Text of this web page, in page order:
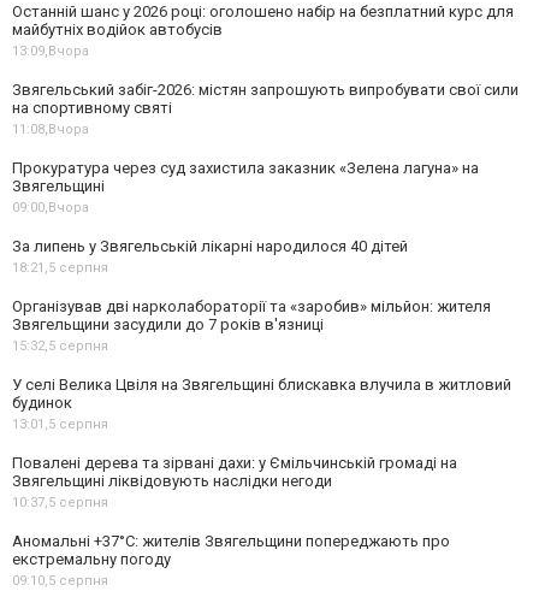
Останній шанс у 2026 році: оголошено набір на безплатний курс для
майбутніх водійок автобусів
13:09, Вчора
Звягельський забіг-2026: містян запрошують випробувати свої сили
на спортивному святі
11:08, Вчора
Прокуратура через суд захистила заказник «Зелена лагуна» на
Звягельщині
09:00, Вчора
За липень у Звягельській лікарні народилося 40 дітей
18:21, 5 серпня
Організував дві нарколабораторії та «заробив» мільйон: жителя
Звягельщини засудили до 7 років в'язниці
15:32, 5 серпня
У селі Велика Цвіля на Звягельщині блискавка влучила в житловий
будинок
13:01, 5 серпня
Повалені дерева та зірвані дахи: у Ємільчинській громаді на
Звягельщині ліквідовують наслідки негоди
10:37, 5 серпня
Аномальні +37°C: жителів Звягельщини попереджають про
екстремальну погоду
09:10, 5 серпня